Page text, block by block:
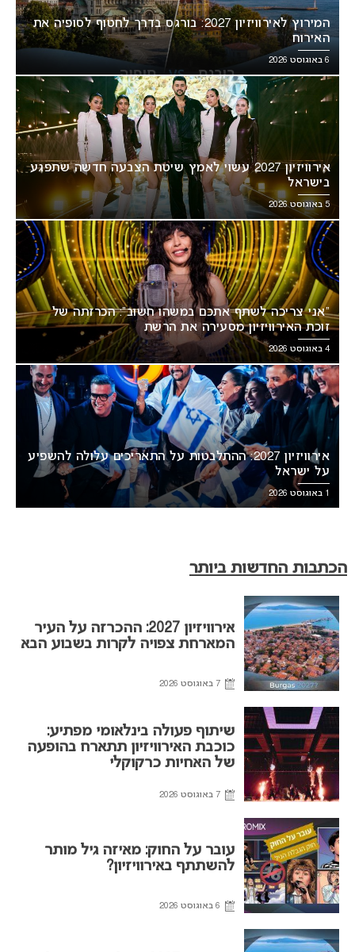
המירוץ לאירוויזיון 2027: בורגס בדרך לחטוף לסופיה את
האירוח
6 באוגוסט 2026
אירוויזיון 2027 עשוי לאמץ שיטת הצבעה חדשה שתפגע
בישראל
5 באוגוסט 2026
“אני צריכה לשתף אתכם במשהו חשוב”: הכרזתה של
זוכת האירוויזיון מסעירה את הרשת
4 באוגוסט 2026
אירוויזיון 2027: ההתלבטות על התאריכים עלולה להשפיע
על ישראל
1 באוגוסט 2026
הכתבות החדשות ביותר
אירוויזיון 2027: ההכרזה על העיר
המארחת צפויה לקרות בשבוע הבא
7 באוגוסט 2026
שיתוף פעולה בינלאומי מפתיע:
כוכבת האירוויזיון תתארח בהופעה
של האחיות כרקוקלי
7 באוגוסט 2026
עובר על החוק: מאיזה גיל מותר
להשתתף באירוויזיון?
6 באוגוסט 2026